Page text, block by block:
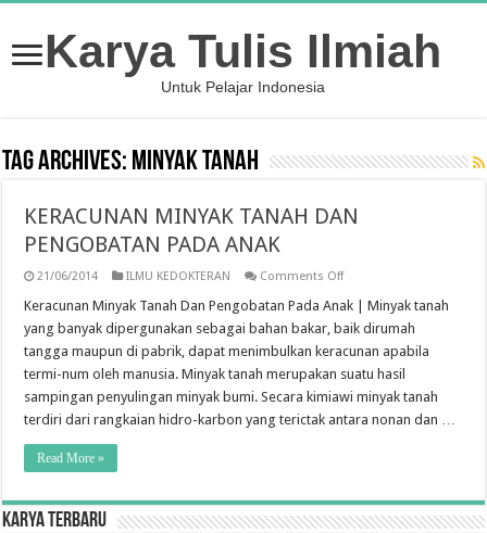
Karya Tulis Ilmiah
Untuk Pelajar Indonesia
Tag Archives: Minyak Tanah
KERACUNAN MINYAK TANAH DAN
PENGOBATAN PADA ANAK
21/06/2014 ILMU KEDOKTERAN Comments Offon
MINYAK
TANAH
DAN
PENGOBATAN
PADA
ANAK
Keracunan Minyak Tanah Dan Pengobatan Pada Anak | Minyak tanah
yang banyak dipergunakan sebagai bahan bakar, baik dirumah
tangga maupun di pabrik, dapat menimbulkan keracunan apabila
termi-num oleh manusia. Minyak tanah merupakan suatu hasil
sampingan penyulingan minyak bumi. Secara kimiawi minyak tanah
terdiri dari rangkaian hidro-karbon yang terictak antara nonan dan …
Read More »
Karya Terbaru